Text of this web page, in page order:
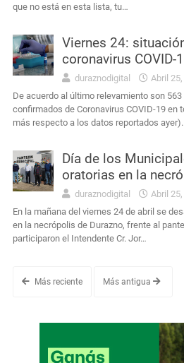
que no está en esta lista, tu…
Viernes 24:
coronavirus COVID-
duraznodigital Abril
De acuerdo al último relevamiento son
confirmados de Coronavirus COVID-19 en
más respecto a los datos reportados
Día de los
oratorias en la
duraznodigital Abril
En la mañana del viernes 24 de abril se
en la necrópolis de Durazno, frente al
participaron el Intendente Cr. Jor…
Más reciente Más antigua